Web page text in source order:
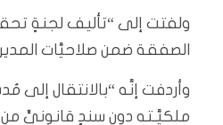
ولفتت إلى “تأليف لجنةٍ
الصفقة ضمن صلاحيَّات المدير
وأردفت إنَّه “بالانتقال
ملكيَّـته دون سندٍ قانونيٍّ